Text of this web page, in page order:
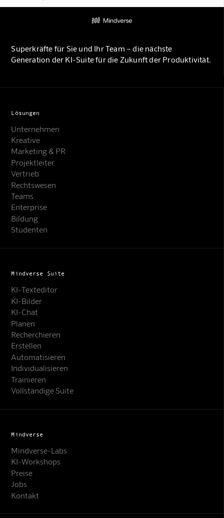
Superkräfte für Sie und Ihr Team – die nächste
Generation der KI-Suite für die Zukunft der Produktivität.
Lösungen
Unternehmen
Kreative
Marketing & PR
Projektleiter
Vertrieb
Rechtswesen
Teams
Enterprise
Bildung
Studenten
Mindverse Suite
KI-Texteditor
KI-Bilder
KI-Chat
Planen
Recherchieren
Erstellen
Automatisieren
Individualisieren
Trainieren
Vollständige Suite
Mindverse
Mindverse-Labs
KI-Workshops
Preise
Jobs
Kontakt